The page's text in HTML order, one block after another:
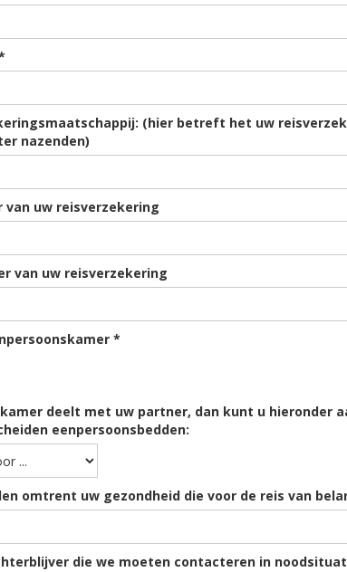
(hier betreft het uw
nazenden)
van uw reisverzekering
van uw reisverzekering
*
deelt met uw partner, dan kunt u
eenpersoonsbedden:
omtrent uw gezondheid die voor de reis van
die we moeten contacteren in